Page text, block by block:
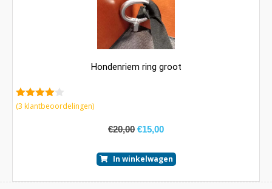
Hondenriem ring groot
4.67van 5
(3 klantbeoordelingen)
€20,00 €15,00
In winkelwagen